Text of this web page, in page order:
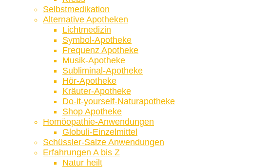
Selbstmedikation
Alternative Apotheken
Lichtmedizin
Symbol-Apotheke
Frequenz Apotheke
Musik-Apotheke
Subliminal-Apotheke
Hör-Apotheke
Kräuter-Apotheke
Do-it-yourself-Naturapotheke
Shop Apotheke
Homöopathie-Anwendungen
Globuli-Einzelmittel
Schüssler-Salze Anwendungen
Erfahrungen A bis Z
Natur heilt